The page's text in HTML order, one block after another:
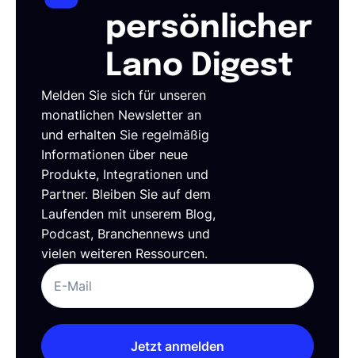
persönlicher
Lano Digest
Melden Sie sich für unseren
monatlichen Newsletter an
und erhalten Sie regelmäßig
Informationen über neue
Produkte, Integrationen und
Partner. Bleiben Sie auf dem
Laufenden mit unserem Blog,
Podcast, Branchennews und
vielen weiteren Ressourcen.
Jetzt anmelden